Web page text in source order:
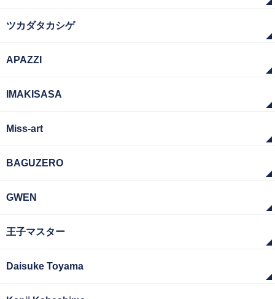
ツカダタカシゲ
APAZZI
IMAKISASA
Miss-art
BAGUZERO
GWEN
王子マスター
Daisuke Toyama